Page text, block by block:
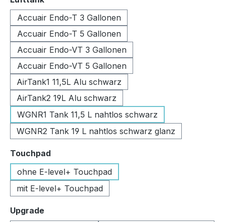
Accuair Endo-T 3 Gallonen
Accuair Endo-T 5 Gallonen
Accuair Endo-VT 3 Gallonen
Accuair Endo-VT 5 Gallonen
AirTank1 11,5L Alu schwarz
AirTank2 19L Alu schwarz
WGNR1 Tank 11,5 L nahtlos schwarz
WGNR2 Tank 19 L nahtlos schwarz glanz
Touchpadauswählen
ohne E-level+ Touchpad
mit E-level+ Touchpad
Upgradeauswählen